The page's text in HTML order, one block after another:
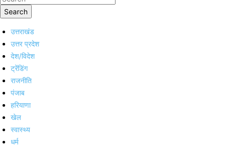
Search
उत्तराखंड
उत्तर प्रदेश
देश/विदेश
ट्रेंडिंग
राजनीति
पंजाब
हरियाणा
खेल
स्वास्थ्य
धर्म